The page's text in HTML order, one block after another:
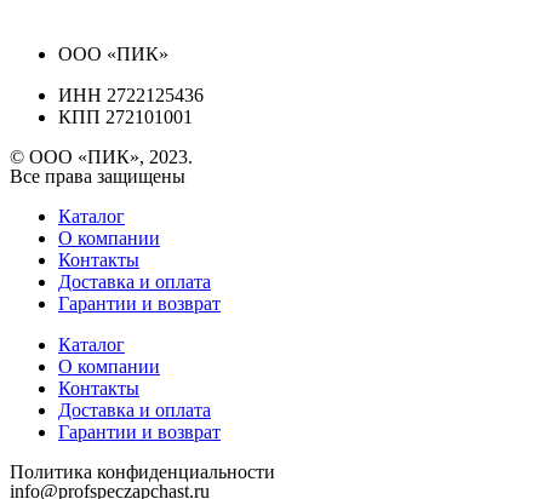
ООО «ПИК»
ИНН 2722125436
КПП 272101001
© ООО «ПИК», 2023.
Все права защищены
Каталог
О компании
Контакты
Доставка и оплата
Гарантии и возврат
Каталог
О компании
Контакты
Доставка и оплата
Гарантии и возврат
Политика конфиденциальности
info@profspeczapchast.ru